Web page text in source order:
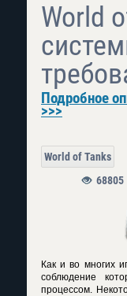
World
Подробное
>>>
World of Tanks
68805
Как и во многих
соблюдение
процессом.